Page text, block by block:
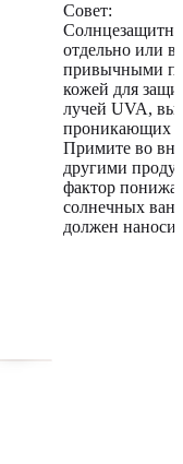
Совет:
отдельно или в
привычными
кожей для
лучей UVA,
проникающих
Примите во
другими
фактор
солнечных
должен